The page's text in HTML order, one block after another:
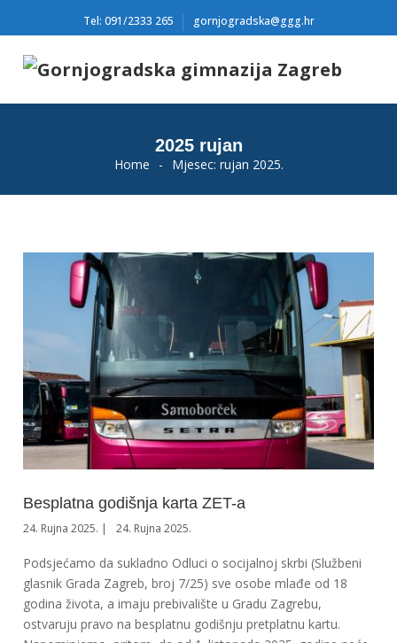
Tel: 091/2333 265 gornjogradska@ggg.hr
2025 rujan
Home - Mjesec: rujan 2025.
Besplatna godišnja karta ZET-a
24. Rujna 2025. 24. Rujna 2025.
Podsjećamo da sukladno Odluci o socijalnoj skrbi (Službeni
glasnik Grada Zagreb, broj 7/25) sve osobe mlađe od 18
godina života, a imaju prebivalište u Gradu Zagrebu,
ostvaruju pravo na besplatnu godišnju pretplatnu kartu.